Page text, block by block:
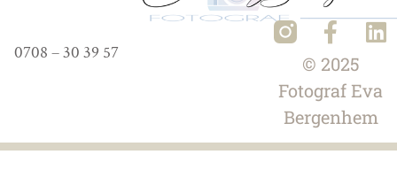
0708 – 30 39 57
© 2025
Fotograf Eva
Bergenhem